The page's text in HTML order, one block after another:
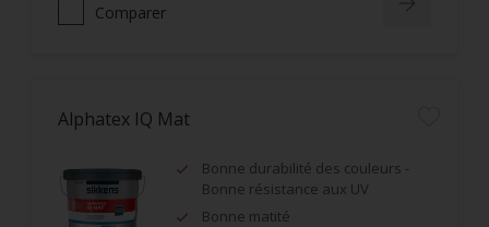
Comparer
Alphatex IQ Mat
Bonne durabilité des couleurs -
Bonne résistance aux UV
Bonne matité